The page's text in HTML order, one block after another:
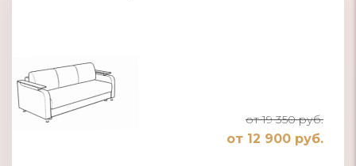
от 19 350 руб.
от 12 900 руб.